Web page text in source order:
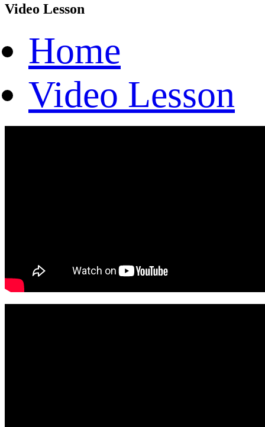
Video Lesson
Home
Video Lesson